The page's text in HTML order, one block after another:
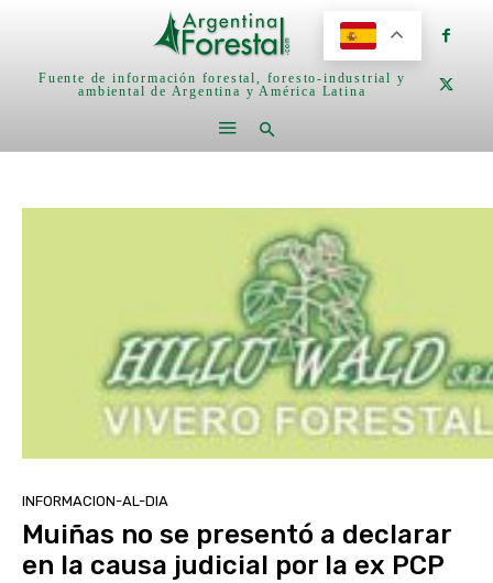
Fuente de información forestal, foresto-industrial y
ambiental de Argentina y América Latina
INFORMACION-AL-DIA
Muiñas no se presentó a declarar
en la causa judicial por la ex PCP